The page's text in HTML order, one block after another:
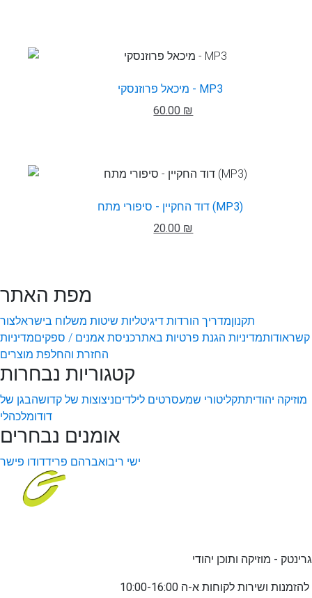
מיכאל פרוזנסקי - MP3
60.00 ₪
דוד החקיין - סיפורי מתח (MP3)
20.00 ₪
מפת האתר
תקנוןמדריך הורדות דיגיטליות שיטות משלוח בישראלצור
קשראודותמדיניות הגנת פרטיות באתרכניסת אמנים / ספקיםמדיניות
החזרת והחלפת מוצרים
קטגוריות נבחרות
מוזיקה יהודיתתקליטורי שמעסרטים לילדיםניצוצות של קדושהבגן של
דודומלכהלי
אומנים נבחרים
ישי ריבואברהם פרידדודו פישר
גרינטק - מוזיקה ותוכן יהודי
להזמנות ו